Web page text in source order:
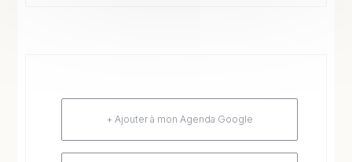
+ Ajouter à mon Agenda Google